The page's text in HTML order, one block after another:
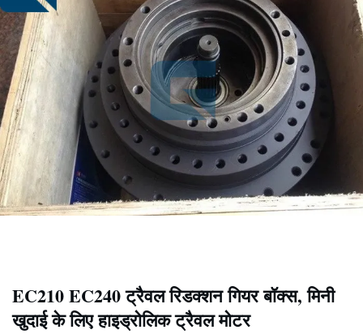
EC210 EC240 ट्रैवल रिडक्शन गियर बॉक्स, मिनी
खुदाई के लिए हाइड्रोलिक ट्रैवल मोटर